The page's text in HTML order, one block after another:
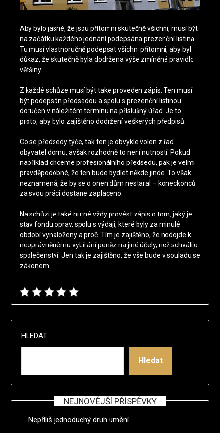
Aby bylo jasné, že jsou přítomni skutečně všichni, musí být
na začátku každého jednání podepsána prezenční listina.
Tu musí vlastnoručně podepsat všichni přítomni, aby byl
důkaz, že skutečně byla dodržena výše zmíněné pravidlo
většiny.
Z každé schůze musí být také proveden zápis. Ten musí
být podepsán předsedou a spolu s prezenční listinou
doručen v náležitém termínu na příslušný úřad. Je to
proto, aby bylo zajištěno dodržení veškerých předpisů.
Co se předsedy týče, tak ten je obvykle volen z řad
obyvatel domu, avšak rozhodně to není nutností. Pokud
například chceme profesionálního předsedu, pak je velmi
pravděpodobné, že ten bude bydlet někde jinde. To však
neznamená, že by se o onen dům nestaral – koneckonců
za svou práci dostane zaplaceno.
Na schůzi je také nutné vždy provést zápis o tom, jaký je
stav fondu oprav, spolu s výdaji, které byly za minulé
období vynaloženy a proč. Tím je zajištěno, že nedojde k
neoprávněnému vybírání peněz na jiné účely, než schválilo
společenství. Jen tak je zajištěno, že vše bude v souladu se
zákonem.
HLEDAT
Hledat
NEJNOVĚJŠÍ PŘÍSPĚVKY
Nepříliš jednoduchý druh umění